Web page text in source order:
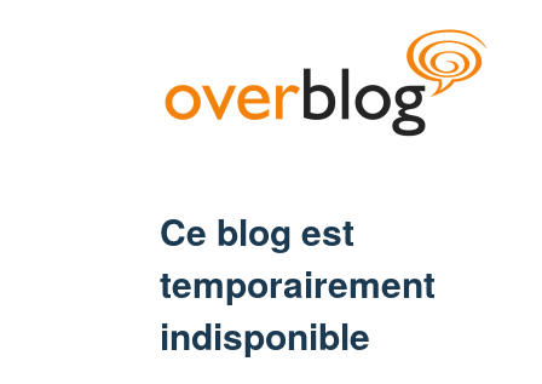
Ce blog est
temporairement
indisponible